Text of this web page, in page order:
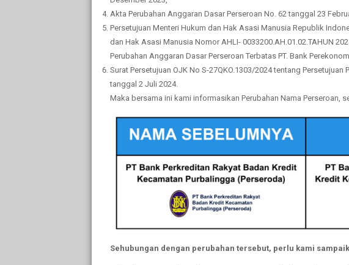
Akta Perubahan Anggaran Dasar Perseroan No. 62 tanggal 23
Persetujuan Menteri Hukum dan Hak Asasi Manusia Republik
dan Hak Asasi Manusia Nomor AHLI- 0033200.AH.01.02.TAHUN
Perubahan Anggaran Dasar Perseroan Terbatas PT. Bank
Surat Persetujuan OJK No S-27QKO.1303/2024 tentang
tanggal 2 Juli 2024.
Maka bersama ini kami informasikan Perubahan Nama Perseroan,
Sehubungan dengan perubahan tersebut, perlu kami